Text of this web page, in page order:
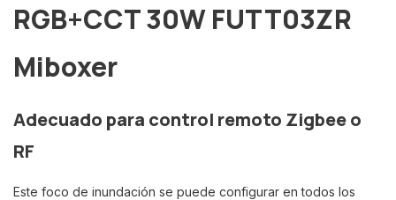
RGB+CCT 30W FUTT03ZR
Miboxer
Adecuado para control remoto Zigbee o
RF
Este foco de inundación se puede configurar en todos los